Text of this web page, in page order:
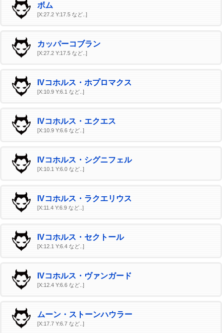
ボム
[X:27.2 Y:17.5 など..]
カッパーコブラン
[X:27.2 Y:17.5 など..]
IVコホルス・ホプロマクス
[X:10.9 Y:6.1 など..]
IVコホルス・エクエス
[X:10.9 Y:6.6 など..]
IVコホルス・シグニフェル
[X:10.1 Y:6.0 など..]
IVコホルス・ラクエリウス
[X:11.4 Y:6.9 など..]
IVコホルス・セクトール
[X:12.1 Y:6.4 など..]
IVコホルス・ヴァンガード
[X:12.4 Y:6.6 など..]
ムーン・ストーンハウラー
[X:17.7 Y:6.7 など..]